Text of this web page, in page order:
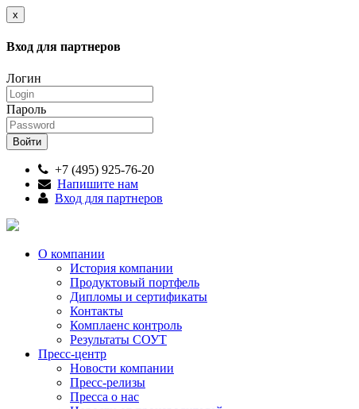
x
Вход для партнеров
Логин
Пароль
+7 (495) 925-76-20
Напишите нам
Вход для партнеров
О компании
История компании
Продуктовый портфель
Дипломы и сертификаты
Контакты
Комплаенс контроль
Результаты СОУТ
Пресс-центр
Новости компании
Пресс-релизы
Пресса о нас